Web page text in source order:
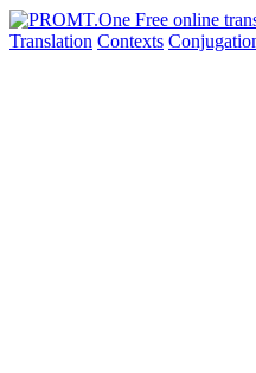
Translation Contexts